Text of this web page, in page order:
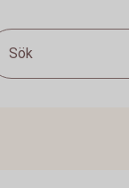
Sök